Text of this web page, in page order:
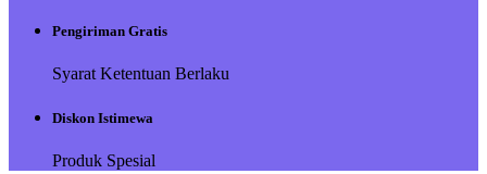
Pengiriman Gratis
Syarat Ketentuan Berlaku
Diskon Istimewa
Produk Spesial